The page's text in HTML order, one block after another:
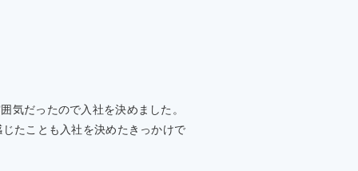
気だったので入社を決めました。
たことも入社を決めたきっかけで